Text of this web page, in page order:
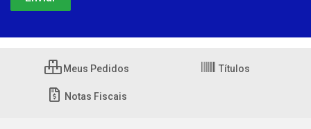
Meus Pedidos Títulos
Notas Fiscais